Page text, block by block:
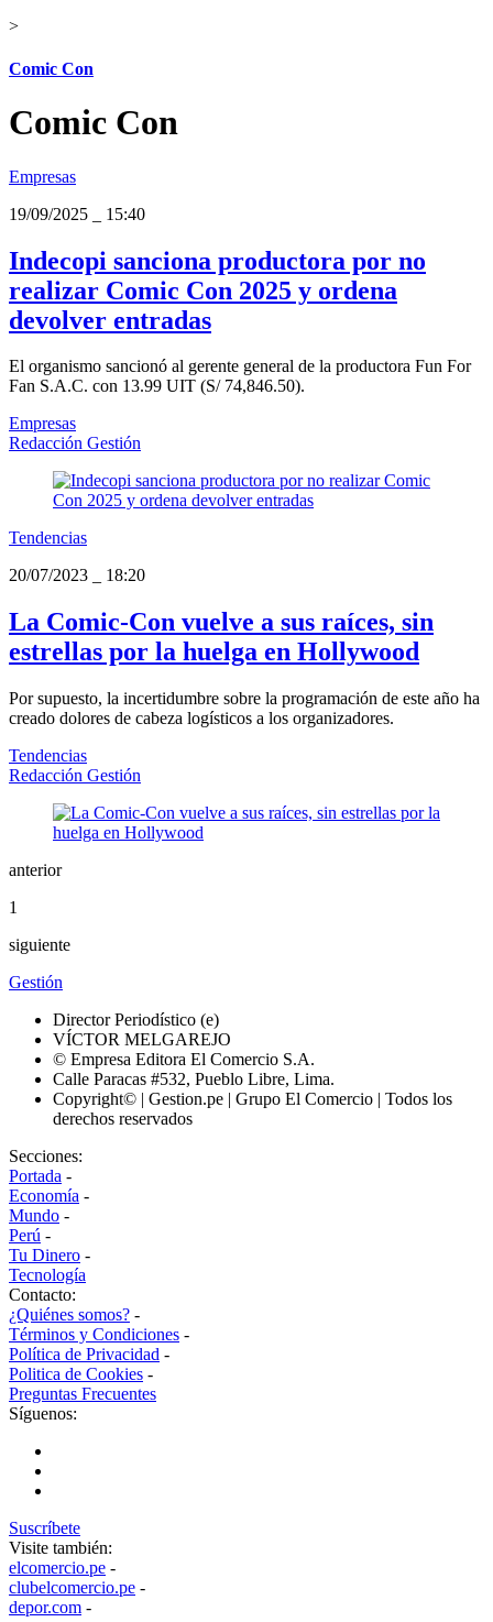
>
Comic Con
Comic Con
Empresas
19/09/2025
15:40
Indecopi sanciona productora por no
realizar Comic Con 2025 y ordena
devolver entradas
El organismo sancionó al gerente general de la productora Fun For
Fan S.A.C. con 13.99 UIT (S/ 74,846.50).
Empresas
Redacción Gestión
Tendencias
20/07/2023
18:20
La Comic-Con vuelve a sus raíces, sin
estrellas por la huelga en Hollywood
Por supuesto, la incertidumbre sobre la programación de este año ha
creado dolores de cabeza logísticos a los organizadores.
Tendencias
Redacción Gestión
anterior
1
siguiente
Gestión
Director Periodístico (e)
VÍCTOR MELGAREJO
© Empresa Editora El Comercio S.A.
Calle Paracas #532, Pueblo Libre, Lima.
Copyright© | Gestion.pe | Grupo El Comercio | Todos los
derechos reservados
Secciones:
Portada -
Economía -
Mundo -
Perú -
Tu Dinero -
Tecnología
Contacto:
¿Quiénes somos? -
Términos y Condiciones -
Política de Privacidad -
Politica de Cookies -
Preguntas Frecuentes
Síguenos:
Suscríbete
Visite también:
elcomercio.pe -
clubelcomercio.pe -
depor.com -